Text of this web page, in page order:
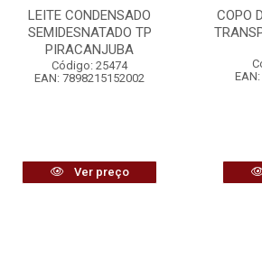
LEITE CONDENSADO
SEMIDESNATADO TP
PIRACANJUBA
Código: 25474
EAN: 7898215152002
Ver preço
COPO